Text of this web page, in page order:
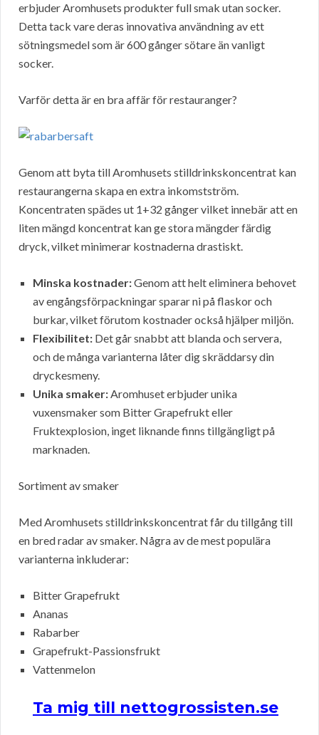
erbjuder Aromhusets produkter full smak utan socker.
Detta tack vare deras innovativa användning av ett
sötningsmedel som är 600 gånger sötare än vanligt
socker.
Varför detta är en bra affär för restauranger?
Genom att byta till Aromhusets stilldrinkskoncentrat kan
restaurangerna skapa en extra inkomstström.
Koncentraten spädes ut 1+32 gånger vilket innebär att en
liten mängd koncentrat kan ge stora mängder färdig
dryck, vilket minimerar kostnaderna drastiskt.
Minska kostnader:Genom att helt eliminera behovet
av engångsförpackningar sparar ni på flaskor och
burkar, vilket förutom kostnader också hjälper miljön.
Flexibilitet: Det går snabbt att blanda och servera,
och de många varianterna låter dig skräddarsy din
dryckesmeny.
Unika smaker:Aromhuset erbjuder unika
vuxensmaker som Bitter Grapefrukt eller
Fruktexplosion, inget liknande finns tillgängligt på
marknaden.
Sortiment av smaker
Med Aromhusets stilldrinkskoncentrat får du tillgång till
en bred radar av smaker. Några av de mest populära
varianterna inkluderar:
Bitter Grapefrukt
Ananas
Rabarber
Grapefrukt-Passionsfrukt
Vattenmelon
Ta mig till nettogrossisten.se